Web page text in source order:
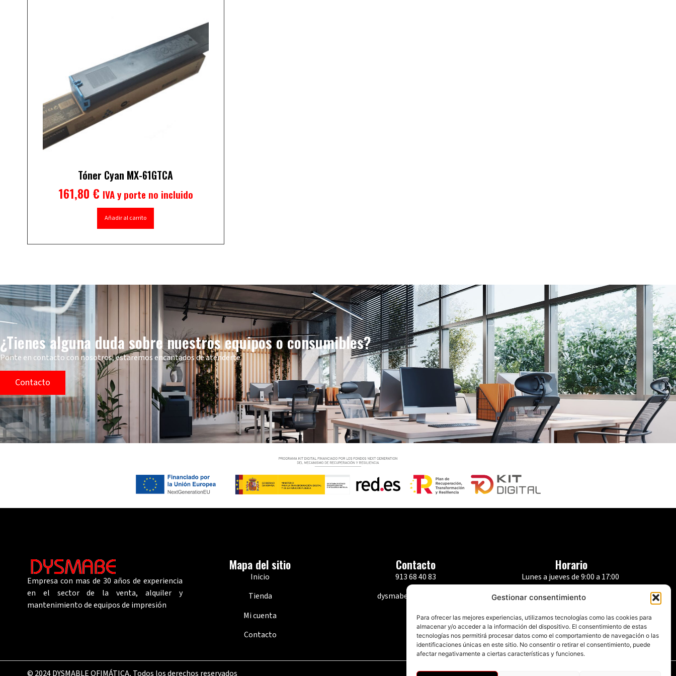
Gestionar consentimiento
Para ofrecer las mejores experiencias, utilizamos tecnologías como las cookies para
almacenar y/o acceder a la información del dispositivo. El consentimiento de estas
tecnologías nos permitirá procesar datos como el comportamiento de navegación o las
identificaciones únicas en este sitio. No consentir o retirar el consentimiento, puede
afectar negativamente a ciertas características y funciones.
Tóner Cyan MX-61GTCA
161,80 € IVA y porte no incluido
Añadir al carrito
¿Tienes alguna duda sobre nuestros equipos o consumibles?
Ponte en contacto con nosotros, estaremos encantados de atenderte
Contacto
Empresa con mas de 30 años de experiencia
en el sector de la venta, alquiler y
mantenimiento de equipos de impresión
Mapa del sitio
Inicio
Tienda
Mi cuenta
Contacto
Contacto
913 68 40 83
dysmabe@dysmabe.es
Horario
Lunes a jueves de 9:00 a 17:00
Viernes de 9:00 a 14:00
© 2024 DYSMABLE OFIMÁTICA, Todos los derechos reservados Política de privacidad